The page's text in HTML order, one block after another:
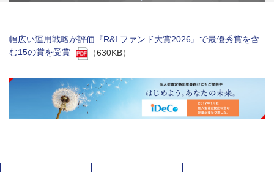
幅広い運用戦略が評価『R&I ファンド大賞2026』で最優秀賞を含
む15の賞を受賞
（630KB）